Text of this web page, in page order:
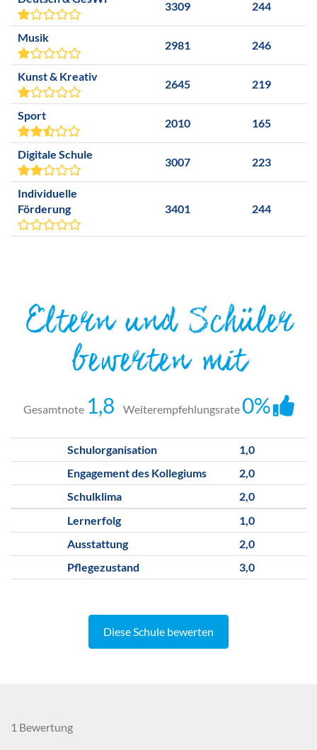
3309 244
Musik
2981 246
Kunst & Kreativ
2645 219
Sport
2010 165
Digitale Schule
3007 223
Individuelle
Förderung
3401 244
Eltern und Schüler
bewerten mit
Gesamtnote 1,8 Weiterempfehlungsrate 0%
Schulorganisation
1,0
Engagement des Kollegiums
2,0
Schulklima
2,0
Lernerfolg
1,0
Ausstattung
2,0
Pflegezustand
3,0
Diese Schule bewerten
1 Bewertung